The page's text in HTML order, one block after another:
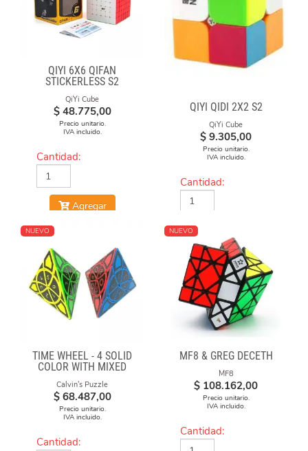
QIYI 6X6 QIFAN
STICKERLESS S2
QiYi Cube
$ 48.775,00
Precio unitario.
IVA incluido.
Cantidad:
Agregar
QIYI QIDI 2X2 S2
QiYi Cube
$ 9.305,00
Precio unitario.
IVA incluido.
Cantidad:
NUEVO
TIME WHEEL - 4 SOLID
COLOR WITH MIXED
NUMBERS STICKERS
(MOD)
Calvin's Puzzle
$ 68.487,00
Precio unitario.
IVA incluido.
Cantidad:
NUEVO
MF8 & GREG DECETH
MF8
$ 108.162,00
Precio unitario.
IVA incluido.
Cantidad: